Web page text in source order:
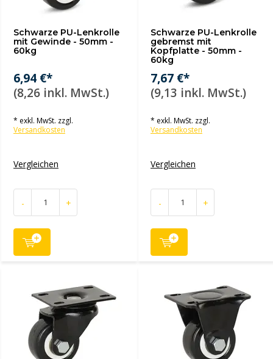
Schwarze PU-Lenkrolle
mit Gewinde - 50mm -
60kg
6,94 €*
(8,26 inkl. MwSt.)
* exkl. MwSt. zzgl.
Versandkosten
Vergleichen
- +
Schwarze PU-Lenkrolle
gebremst mit
Kopfplatte - 50mm -
60kg
7,67 €*
(9,13 inkl. MwSt.)
* exkl. MwSt. zzgl.
Versandkosten
Vergleichen
- +